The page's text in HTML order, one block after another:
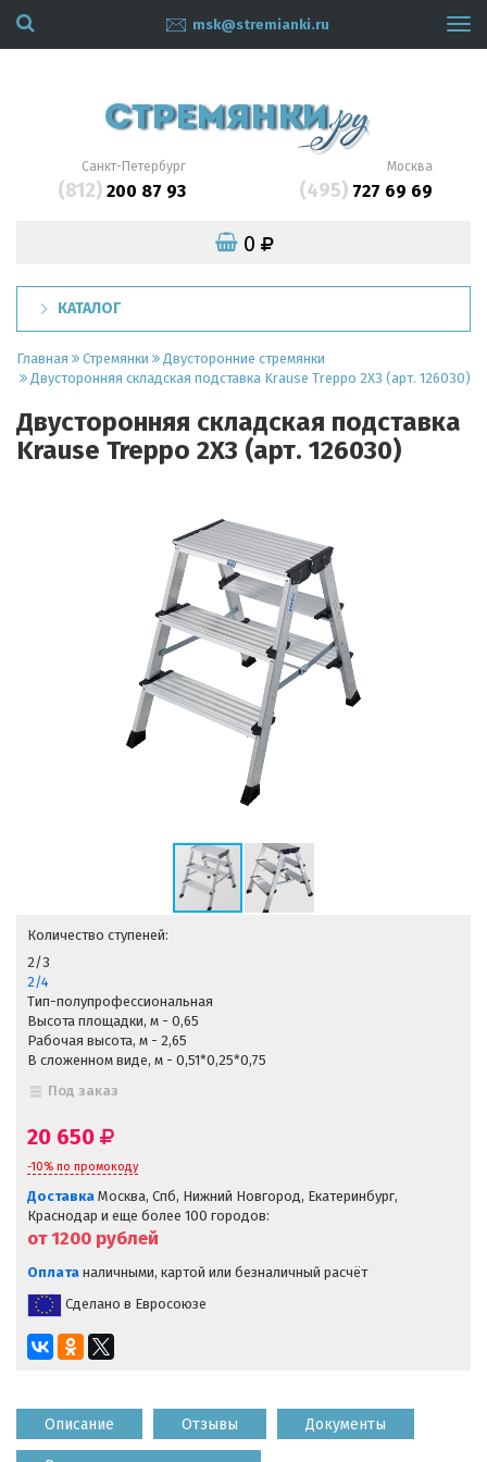
msk@stremianki.ru
Санкт-Петербург
(812) 200 87 93
Москва
(495)727 69 69
0
КАТАЛОГ
Главная Стремянки
Двусторонние стремянки
Двусторонняя складская подставка Krause Treppo 2X3 (арт. 126030)
Двусторонняя складская подставка
Krause Treppo 2X3 (арт. 126030)
Количество ступеней:
2/3
2/4
Тип-полупрофессиональная
Высота площадки, м - 0,65
Рабочая высота, м - 2,65
В сложенном виде, м - 0,51*0,25*0,75
Под заказ
20 650
-10% по промокоду
Доставка Москва, Спб, Нижний Новгород, Екатеринбург,
Краснодар и еще более 100 городов:
от 1200 рублей
Оплата наличными, картой или безналичный расчёт
Сделано в Евросоюзе
Описание Отзывы Документы